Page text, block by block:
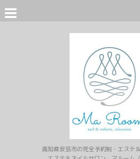
高知県安芸市の完全予約制・エステ